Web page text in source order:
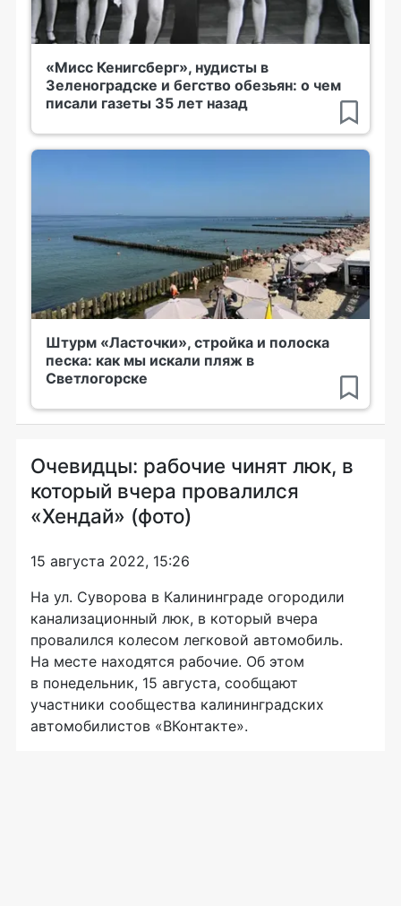
«Мисс Кенигсберг», нудисты в
Зеленоградске и бегство обезьян: о чем
писали газеты 35 лет назад
Штурм «Ласточки», стройка и полоска
песка: как мы искали пляж в
Светлогорске
Очевидцы: рабочие чинят люк, в
который вчера провалился
«Хендай» (фото)
15 августа 2022, 15:26
На ул. Суворова в Калининграде огородили
канализационный люк, в который вчера
провалился колесом легковой автомобиль.
На месте находятся рабочие. Об этом
в понедельник, 15 августа, сообщают
участники сообщества калининградских
автомобилистов «ВКонтакте».